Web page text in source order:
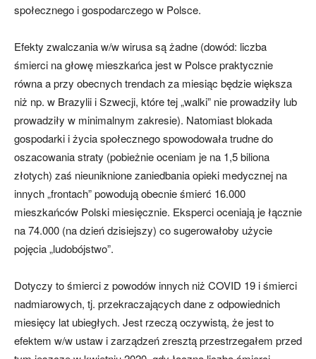
społecznego i gospodarczego w Polsce.
Efekty zwalczania w/w wirusa są żadne (dowód: liczba
śmierci na głowę mieszkańca jest w Polsce praktycznie
równa a przy obecnych trendach za miesiąc będzie większa
niż np. w Brazylii i Szwecji, które tej „walki” nie prowadziły lub
prowadziły w minimalnym zakresie). Natomiast blokada
gospodarki i życia społecznego spowodowała trudne do
oszacowania straty (pobieżnie oceniam je na 1,5 biliona
złotych) zaś nieuniknione zaniedbania opieki medycznej na
innych „frontach” powodują obecnie śmierć 16.000
mieszkańców Polski miesięcznie. Eksperci oceniają je łącznie
na 74.000 (na dzień dzisiejszy) co sugerowałoby użycie
pojęcia „ludobójstwo”.
Dotyczy to śmierci z powodów innych niż COVID 19 i śmierci
nadmiarowych, tj. przekraczających dane z odpowiednich
miesięcy lat ubiegłych. Jest rzeczą oczywistą, że jest to
efektem w/w ustaw i zarządzeń zresztą przestrzegałem przed